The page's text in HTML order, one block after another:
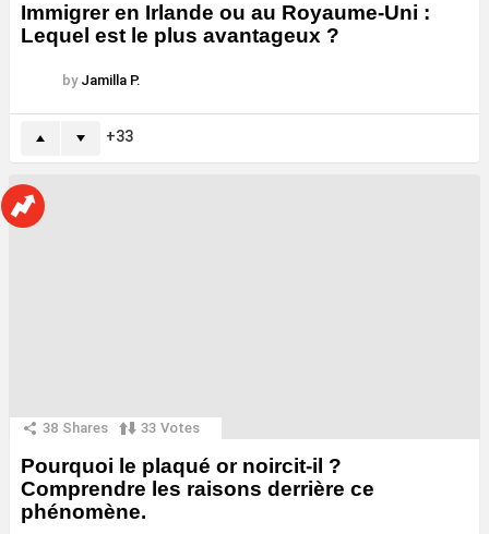
Immigrer en Irlande ou au Royaume-Uni :
Lequel est le plus avantageux ?
by Jamilla P.
33
38 Shares 33 Votes
Pourquoi le plaqué or noircit-il ?
Comprendre les raisons derrière ce
phénomène.